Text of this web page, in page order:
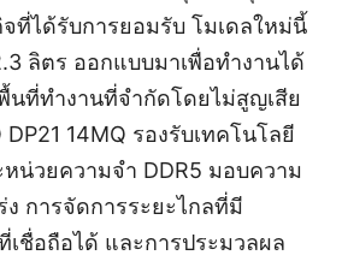
ที่ได้รับการยอมรับ โมเดลใหม่นี้
ลิตร ออกแบบมาเพื่อทำงานได้
นที่ทำงานที่จำกัดโดยไม่สูญเสีย
14MQ รองรับเทคโนโลยี
น่วยความจำ DDR5 มอบความ
การจัดการระยะไกลที่มี
ชื่อถือได้ และการประมวลผล